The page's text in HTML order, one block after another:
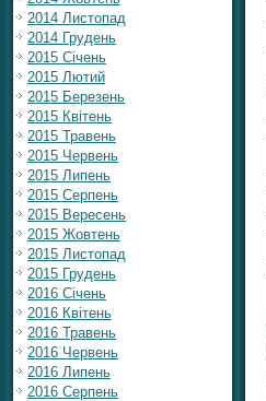
2014 Листопад
2014 Грудень
2015 Січень
2015 Лютий
2015 Березень
2015 Квітень
2015 Травень
2015 Червень
2015 Липень
2015 Серпень
2015 Вересень
2015 Жовтень
2015 Листопад
2015 Грудень
2016 Січень
2016 Квітень
2016 Травень
2016 Червень
2016 Липень
2016 Серпень